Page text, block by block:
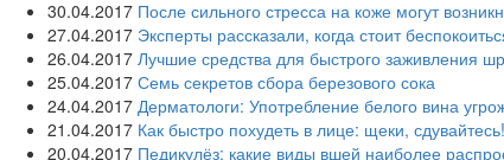
30.04.2017 После сильного стресса на коже могут
27.04.2017 Эксперты рассказали, когда стоит
26.04.2017 Лучшие средства для быстрого заживления
25.04.2017 Семь секретов сбора березового сока
24.04.2017 Дерматологи: Употребление белого вина
21.04.2017 Как быстро похудеть в лице: щеки, сдувайтесь!
20.04.2017 Педикулёз: какие виды вшей наиболее